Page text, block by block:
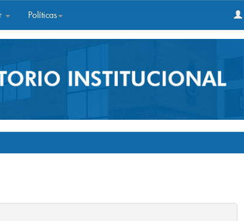
Políticas